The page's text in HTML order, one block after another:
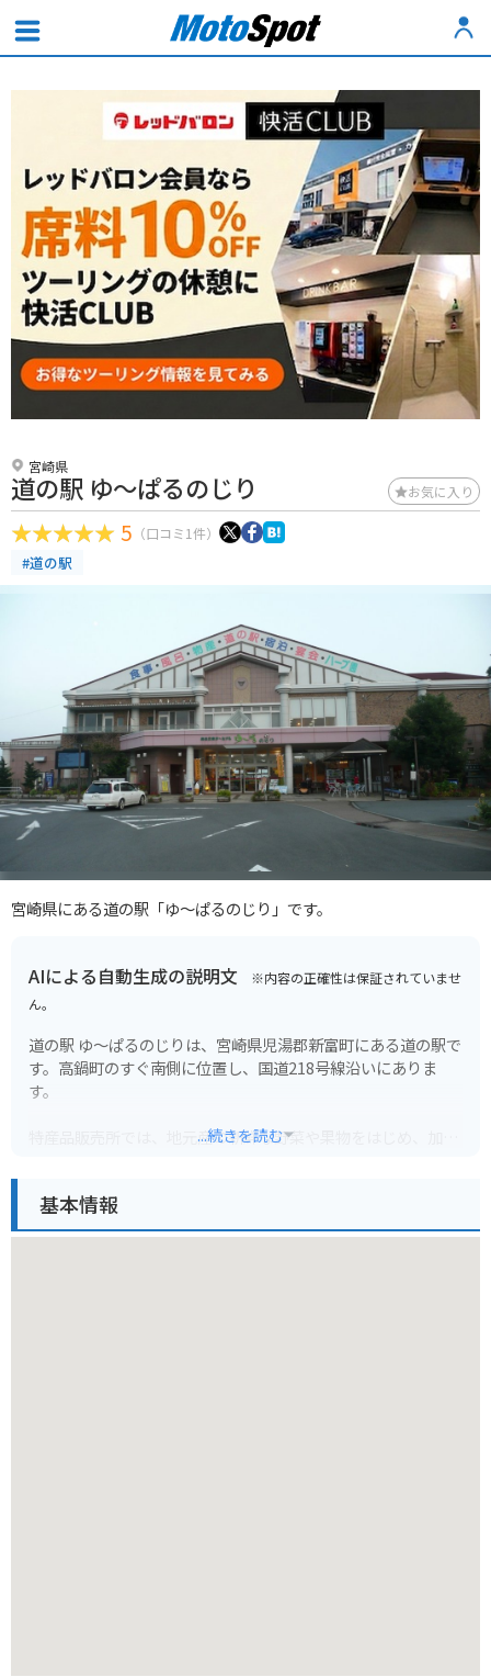
宮崎県
道の駅 ゆ～ぱるのじり お気に入り
5 （口コミ1件）
#道の駅
宮崎県にある道の駅「ゆ～ぱるのじり」です。
AIによる自動生成の説明文 ※内容の正確性は保証されていませ
ん。
道の駅 ゆ～ぱるのじりは、宮崎県児湯郡新富町にある道の駅で
す。高鍋町のすぐ南側に位置し、国道218号線沿いにありま
す。
特産品販売所では、地元産の新鮮な野菜や果物をはじめ、加工
ことができます。中でも、宮崎牛を使った料理は絶品です。
...続きを読む
基本情報